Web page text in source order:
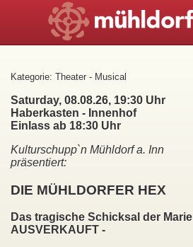
Kategorie: Theater - Musical
Saturday, 08.08.26, 19:30 Uhr
Haberkasten - Innenhof
Einlass ab 18:30 Uhr
Kulturschupp`n Mühldorf a. Inn
präsentiert:
DIE MÜHLDORFER HEX
Das tragische Schicksal der
AUSVERKAUFT -